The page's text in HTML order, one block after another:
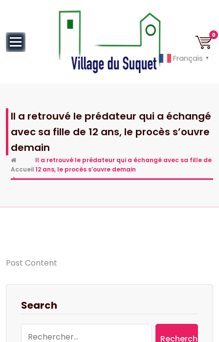
0
Il a retrouvé le prédateur qui a échangé
avec sa fille de 12 ans, le procès s’ouvre
demain
Accueil
>
Il a retrouvé le prédateur qui a échangé avec sa fille de
12 ans, le procès s’ouvre demain
Post Content
Search
Français ▼